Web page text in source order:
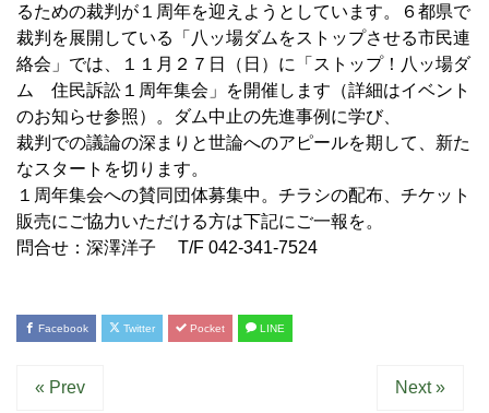
るための裁判が１周年を迎えようとしています。６都県で
裁判を展開している「八ッ場ダムをストップさせる市民連
絡会」では、１１月２７日（日）に「ストップ！八ッ場ダ
ム 住民訴訟１周年集会」を開催します（詳細はイベント
のお知らせ参照）。ダム中止の先進事例に学び、
裁判での議論の深まりと世論へのアピールを期して、新た
なスタートを切ります。
１周年集会への賛同団体募集中。チラシの配布、チケット
販売にご協力いただける方は下記にご一報を。
問合せ：深澤洋子 T/F 042-341-7524
Facebook Twitter Pocket LINE
« Prev Next »